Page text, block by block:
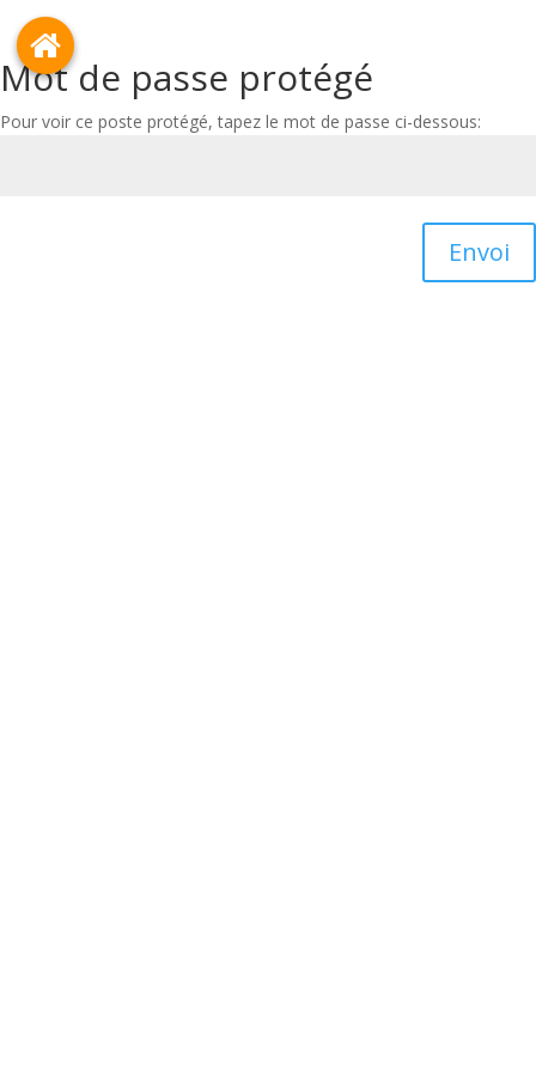
Mot de passe protégé
Pour voir ce poste protégé, tapez le mot de passe ci-dessous:
Envoi